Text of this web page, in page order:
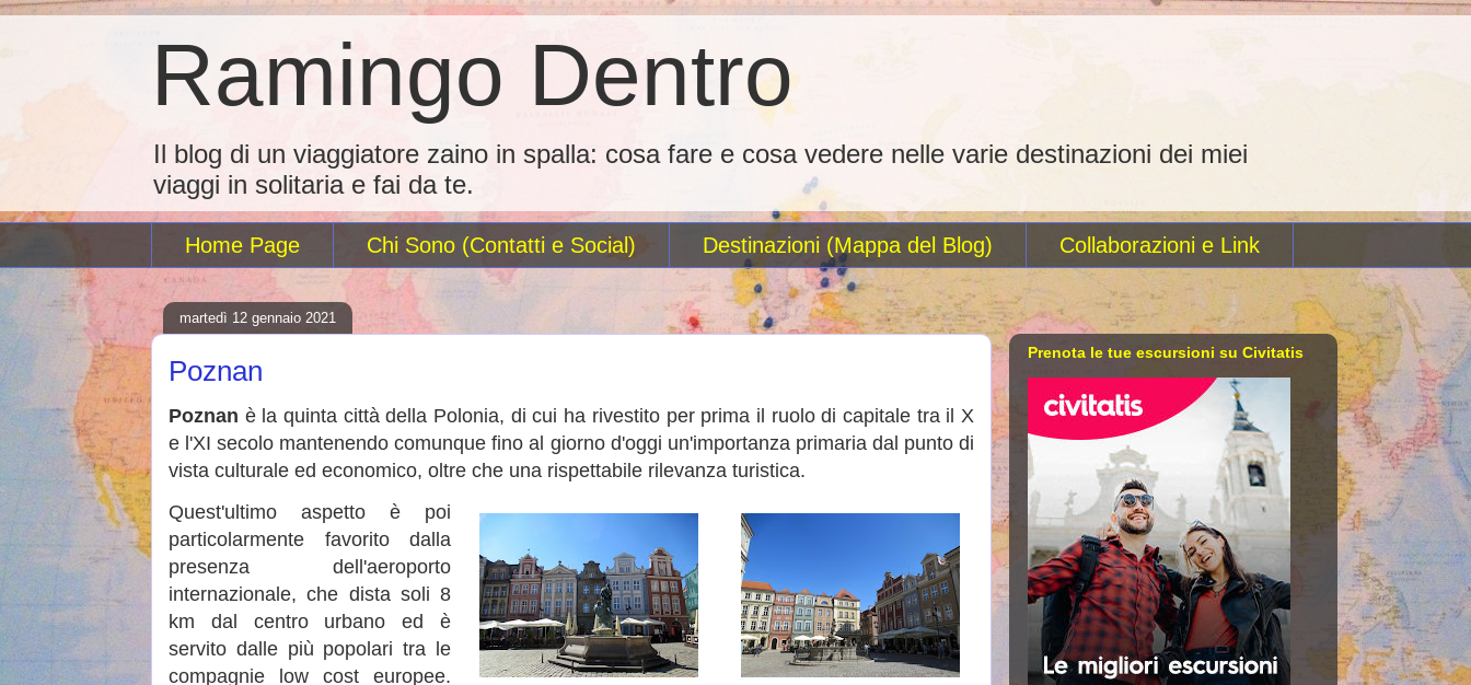
Ramingo Dentro
Il blog di un viaggiatore zaino in spalla: cosa fare e cosa vedere nelle varie destinazioni dei miei
viaggi in solitaria e fai da te.
Home Page Chi Sono (Contatti e Social) Destinazioni (Mappa del Blog) Collaborazioni e Link
martedì 12 gennaio 2021
Poznan
Poznan è la quinta città della Polonia, di cui ha rivestito per prima il ruolo di capitale tra il X
e l'XI secolo mantenendo comunque fino al giorno d'oggi un'importanza primaria dal punto di
vista culturale ed economico, oltre che una rispettabile rilevanza turistica.
Quest'ultimo aspetto è poi
particolarmente favorito dalla
presenza dell'aeroporto
internazionale, che dista soli 8
km dal centro urbano ed è
servito dalle più popolari tra le
compagnie low cost europee.
Prenota le tue escursioni su Civitatis